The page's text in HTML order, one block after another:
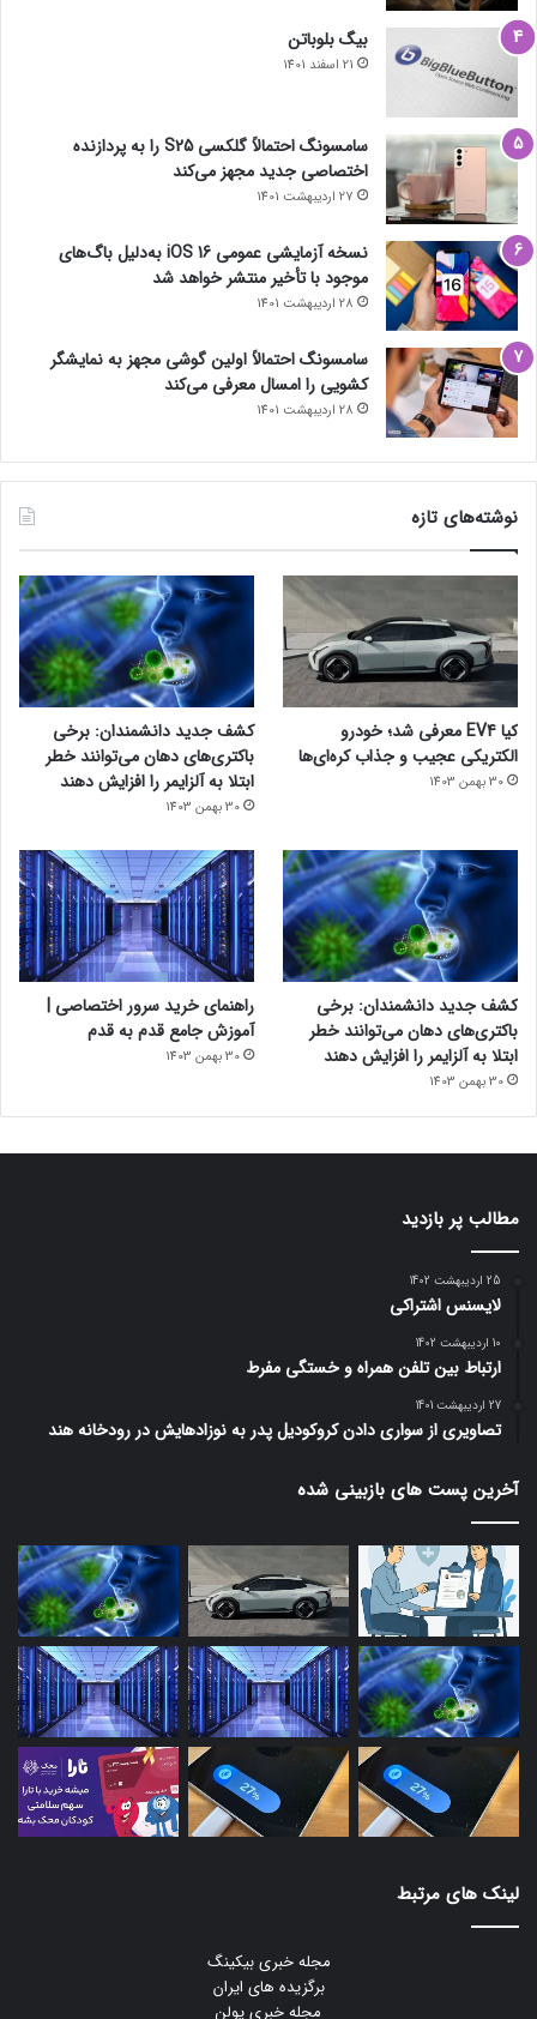
بیگ بلوباتن
21 اسفند 1401
سامسونگ احتمالاً گلکسی S25 را به پردازنده
اختصاصی جدید مجهز می‌کند
27 اردیبهشت 1401
نسخه آزمایشی عمومی iOS 16 به‌دلیل باگ‌های
موجود با تأخیر منتشر خواهد شد
28 اردیبهشت 1401
سامسونگ احتمالاً اولین گوشی مجهز به نمایشگر
کشویی را امسال معرفی می‌کند
28 اردیبهشت 1401
نوشته‌های تازه
کیا EV4 معرفی شد؛ خودرو
الکتریکی عجیب و جذاب کره‌ای‌ها
30 بهمن 1403
کشف جدید دانشمندان: برخی
باکتری‌های دهان می‌توانند خطر
ابتلا به آلزایمر را افزایش دهند
30 بهمن 1403
کشف جدید دانشمندان: برخی
باکتری‌های دهان می‌توانند خطر
ابتلا به آلزایمر را افزایش دهند
30 بهمن 1403
راهنمای خرید سرور اختصاصی |
آموزش جامع قدم به قدم
30 بهمن 1403
مطالب پر بازدید
25 اردیبهشت 1402
لایسنس اشتراکی
10 اردیبهشت 1402
ارتباط بین تلفن همراه و خستگی مفرط
27 اردیبهشت 1401
تصاویری از سواری دادن کروکودیل پدر به نوزادهایش در رودخانه هند
آخرین پست های بازبینی شده
لینک های مرتبط
مجله خبری بیکینگ
برگزیده های ایران
مجله خبری یولن